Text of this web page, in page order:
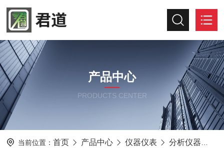
产品中心
PRODUCTS CENTER
当前位置： 首页 产品中心 仪器仪表 分析仪器